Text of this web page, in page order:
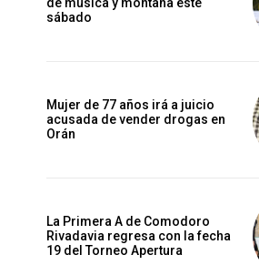
sábado
Mujer de 77 años irá a juicio
acusada de vender drogas en
Orán
La Primera A de Comodoro
Rivadavia regresa con la fecha
19 del Torneo Apertura